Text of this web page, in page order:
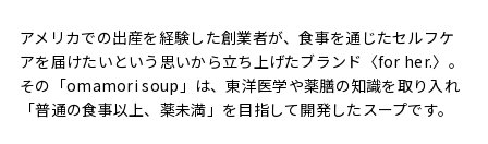
アメリカでの出産を経験した創業者が、食事を通じたセルフケ
アを届けたいという思いから立ち上げたブランド〈for her.〉。
その「omamori soup」は、東洋医学や薬膳の知識を取り入れ
「普通の食事以上、薬未満」を目指して開発したスープです。